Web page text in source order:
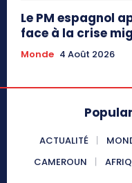
Le PM espagnol
face à la crise
Monde 4 Août 2026
ACTUALITÉ
CAMEROUN